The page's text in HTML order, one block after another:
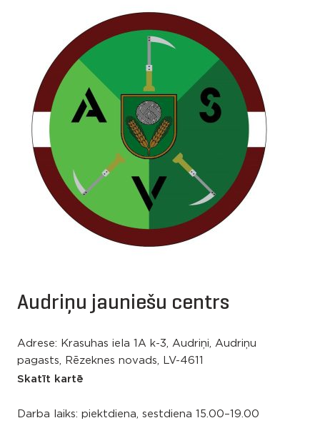
Audriņu jauniešu centrs
Adrese: Krasuhas iela 1A k-3, Audriņi, Audriņu
pagasts, Rēzeknes novads, LV-4611
Skatīt kartē
Darba laiks: piektdiena, sestdiena 15.00–19.00